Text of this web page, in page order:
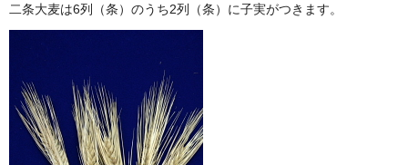
二条大麦は6列（条）のうち2列（条）に子実がつきます。